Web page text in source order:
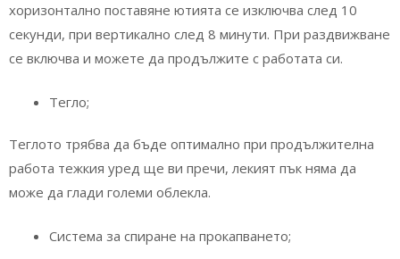
хоризонтално поставяне ютията се изключва след 10
секунди, при вертикално след 8 минути. При раздвижване
се включва и можете да продължите с работата си.
Тегло;
Теглото трябва да бъде оптимално при продължителна
работа тежкия уред ще ви пречи, лекият пък няма да
може да глади големи облекла.
Система за спиране на прокапването;